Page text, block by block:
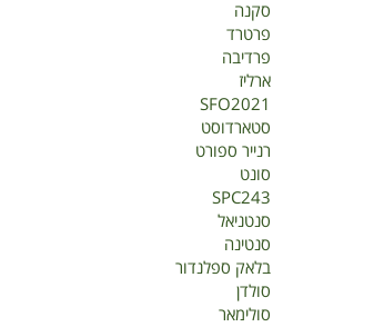
סקנה
פרטרד
פרדיבה
ארליז
SFO2021
סטארדוסט
רנייר ספורט
סונט
SPC243
סנטניאל
סנטינה
בלאק ספלנדור
סולדן
סולימאר